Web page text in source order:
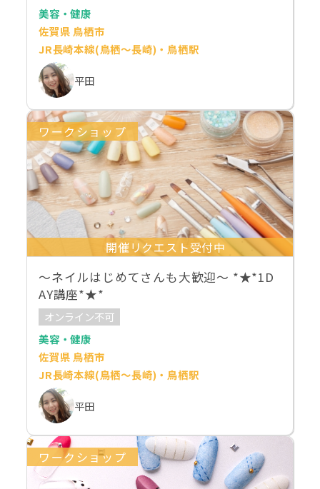
美容・健康
佐賀県 鳥栖市
JR長崎本線(鳥栖～長崎)・鳥栖駅
平田
ワークショップ
開催リクエスト受付中
～ネイルはじめてさんも大歓迎～ *★*1D
AY講座*★*
オンライン不可
美容・健康
佐賀県 鳥栖市
JR長崎本線(鳥栖～長崎)・鳥栖駅
平田
ワークショップ